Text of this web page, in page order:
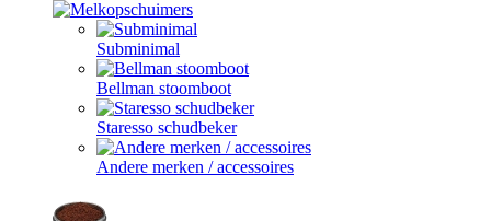
Subminimal
Bellman stoomboot
Staresso schudbeker
Andere merken / accessoires